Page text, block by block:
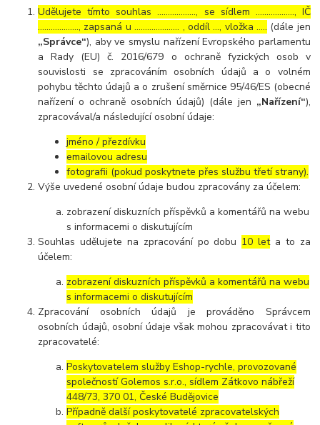
Udělujete tímto souhlas ……………..., se sídlem ………………, IČ
………………., zapsaná u ………………… , oddíl …, vložka ….. (dále jen
„Správce“), aby ve smyslu nařízení Evropského parlamentu
a Rady (EU) č. 2016/679 o ochraně fyzických osob v
souvislosti se zpracováním osobních údajů a o volném
pohybu těchto údajů a o zrušení směrnice 95/46/ES (obecné
nařízení o ochraně osobních údajů) (dále jen „Nařízení“),
zpracovával/a následující osobní údaje:
jméno / přezdívku
emailovou adresu
fotografii (pokud poskytnete přes službu třetí strany).
Výše uvedené osobní údaje budou zpracovány za účelem:
zobrazení diskuzních příspěvků a komentářů na webu
s informacemi o diskutujícím
Souhlas udělujete na zpracování po dobu 10 leta to za
účelem:
zobrazení diskuzních příspěvků a komentářů na webu
s informacemi o diskutujícím
Zpracování osobních údajů je prováděno Správcem
osobních údajů, osobní údaje však mohou zpracovávat i tito
zpracovatelé:
Poskytovatelem služby Eshop-rychle, provozované
společností Golemos s.r.o., sídlem Zátkovo nábřeží
448/73, 370 01, České Budějovice
Případně další poskytovatelé zpracovatelských